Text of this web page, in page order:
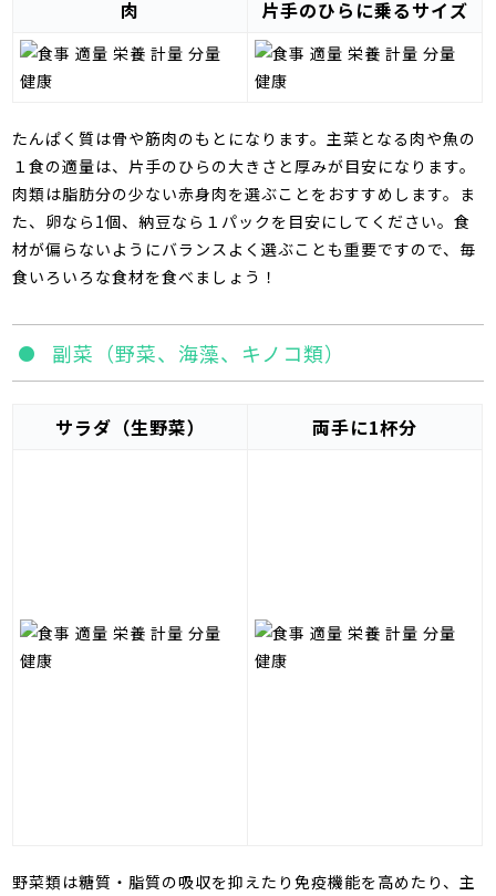
肉 片手のひらに乗るサイズ
たんぱく質は骨や筋肉のもとになります。主菜となる肉や魚の
１食の適量は、片手のひらの大きさと厚みが目安になります。
肉類は脂肪分の少ない赤身肉を選ぶことをおすすめします。ま
た、卵なら 1個、納豆なら１パックを目安にしてください。食
材が偏らないようにバランスよく選ぶことも重要ですので、毎
食いろいろな食材を食べましょう！
副菜（野菜、海藻、キノコ類）
サラダ（生野菜） 両手に1杯分
野菜類は糖質・脂質の吸収を抑えたり免疫機能を高めたり、主